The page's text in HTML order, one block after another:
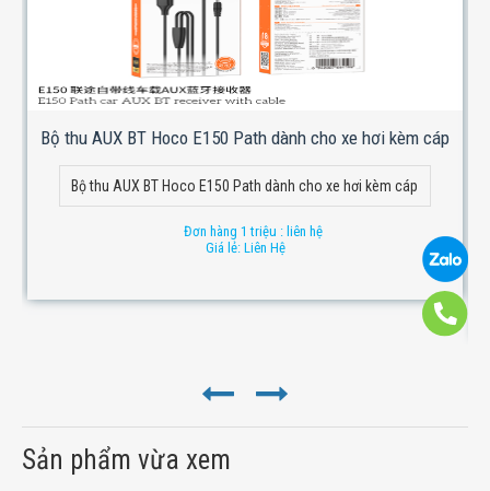
Bộ thu AUX BT Hoco E150 Path dành cho xe hơi kèm cáp
Bộ thu AUX BT Hoco E150 Path dành cho xe hơi kèm cáp
Đơn hàng 1 triệu : liên hệ
Giá lẻ: Liên Hệ
Sản phẩm vừa xem